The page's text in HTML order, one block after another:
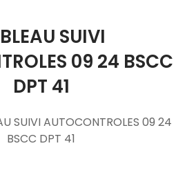
SUIVI
09 24 BSCC
DPT 41
SUIVI AUTOCONTROLES 09 24
BSCC DPT 41